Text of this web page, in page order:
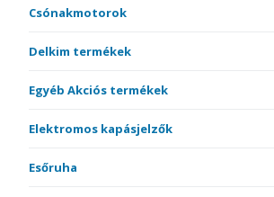
Csónakmotorok
Delkim termékek
Egyéb Akciós termékek
Elektromos kapásjelzők
Esőruha